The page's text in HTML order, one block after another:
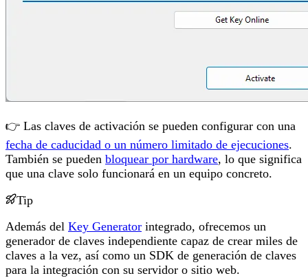
👉 Las claves de activación se pueden configurar con una
fecha de caducidad o un número limitado de ejecuciones.
También se pueden bloquear por hardware, lo que significa
que una clave solo funcionará en un equipo concreto.
Tip
Además del Key Generator integrado, ofrecemos un
generador de claves independiente capaz de crear miles de
claves a la vez, así como un SDK de generación de claves
para la integración con su servidor o sitio web.